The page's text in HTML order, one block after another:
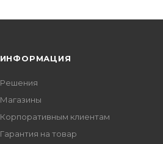
ИНФОРМАЦИЯ
Решения
Магазины
Корпоративным клиентам
Гарантия на товар